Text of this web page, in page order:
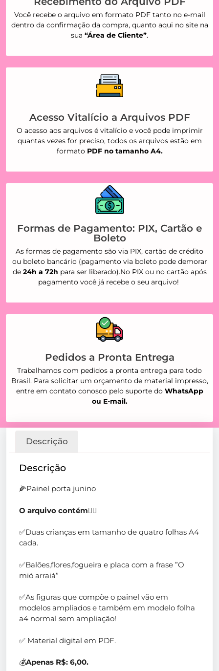
Você recebe o arquivo em formato PDF tanto no e-mail
dentro da confirmação da compra, quanto aqui no site na
sua “Área de Cliente”.
Acesso Vitalício a Arquivos PDF
O acesso aos arquivos é vitalício e você pode imprimir
quantas vezes for preciso, todos os arquivos estão em
formato PDF no tamanho A4.
Formas de Pagamento: PIX, Cartão e
Boleto
As formas de pagamento são via PIX, cartão de crédito
ou boleto bancário (pagamento via boleto pode demorar
de 24h a 72h para ser liberado).No PIX ou no cartão após
pagamento você já recebe o seu arquivo!
Pedidos a Pronta Entrega
Trabalhamos com pedidos a pronta entrega para todo
Brasil. Para solicitar um orçamento de material impresso,
entre em contato conosco pelo suporte do WhatsApp
ou E-mail.
Descrição
Descrição
🌽Painel porta junino
O arquivo contém👇🏻
✅Duas crianças em tamanho de quatro folhas A4
cada.
✅Balões,flores,fogueira e placa com a frase ”O
mió arraiá”
✅As figuras que compõe o painel vão em
modelos ampliados e também em modelo folha
a4 normal sem ampliação!
✅ Material digital em PDF.
💰Apenas R$: 6,00.